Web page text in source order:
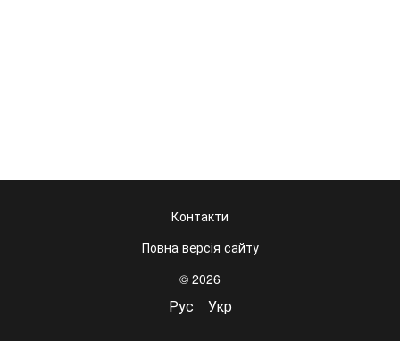
Контакти
Повна версія сайту
© 2026
Рус Укр